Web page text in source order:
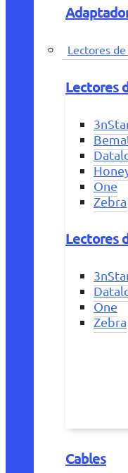
Lectores
Lectores
One
Zebra
Lectores
One
Zebra
Cables